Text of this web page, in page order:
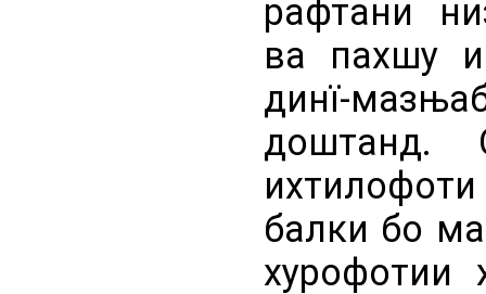
рафтани
ва пахшу
динї-
балки бо
хурофотии